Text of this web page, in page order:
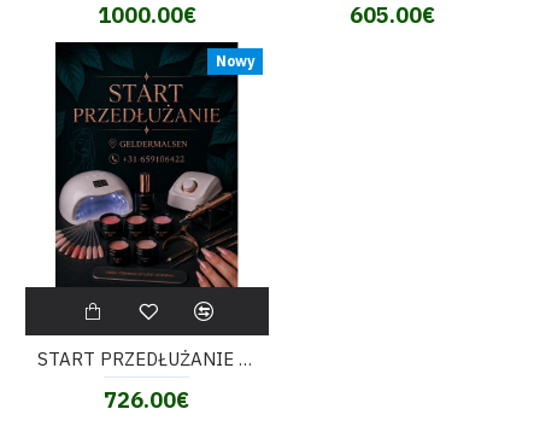
1000.00€ 605.00€
Nowy
START PRZEDŁUŻANIE - Szkolenie przedłużanie paznokci szablon + tips (żel lub akrylożel, akryl)
726.00€